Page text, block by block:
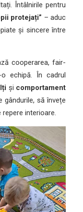
Întâlnirile pentru
protejați” – aduc
și sincere între
cooperarea, fair-
echipă. În cadrul
și comportament
gândurile, să învețe
interioare.